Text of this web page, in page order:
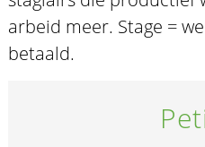
arbeid meer. Stage =
betaald.